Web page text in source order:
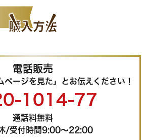
購入方法
電話販売
ページを見た」 とお伝えください！
1014-77
通話料無料
/受付時間9:00〜22:00